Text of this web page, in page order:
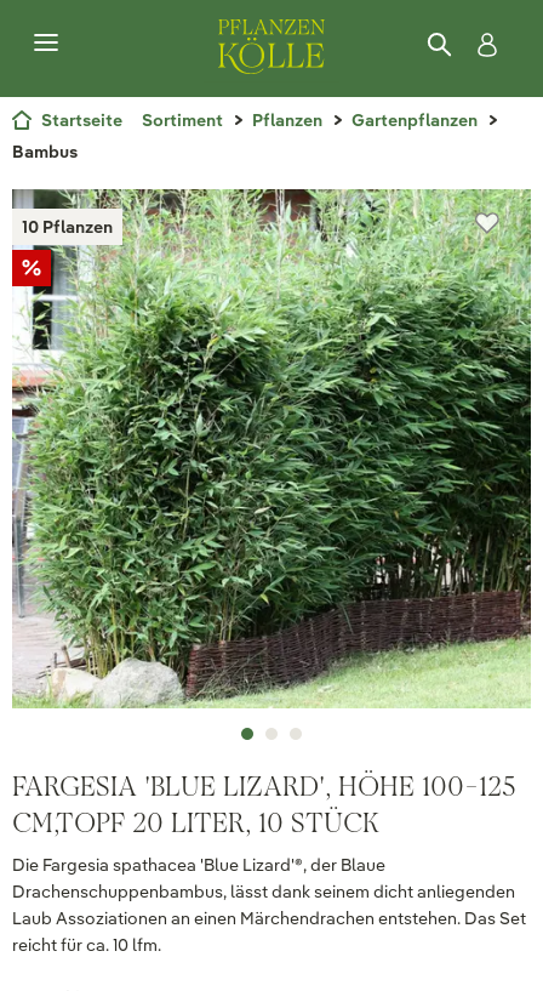
Startseite Sortiment Pflanzen
Gartenpflanzen
Bambus
10 Pflanzen
FARGESIA 'BLUE LIZARD', HÖHE 100-125
CM,TOPF 20 LITER, 10 STÜCK
Die Fargesia spathacea 'Blue Lizard'®, der Blaue
Drachenschuppenbambus, lässt dank seinem dicht anliegenden
Laub Assoziationen an einen Märchendrachen entstehen. Das Set
reicht für ca. 10 lfm.